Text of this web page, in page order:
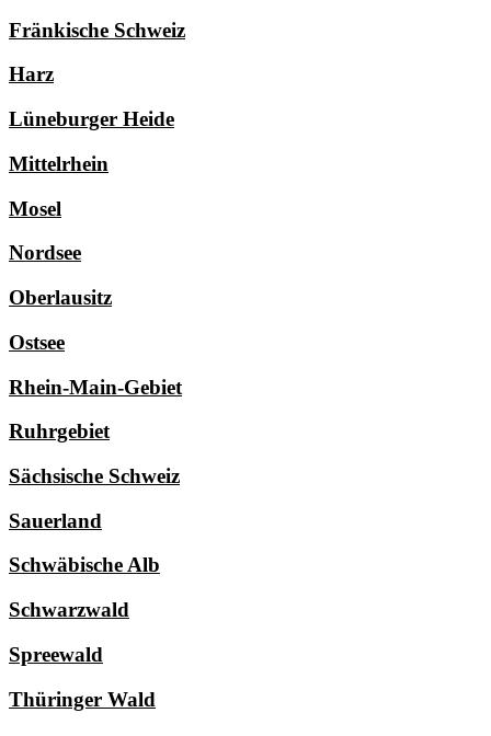
Fränkische Schweiz
Harz
Lüneburger Heide
Mittelrhein
Mosel
Nordsee
Oberlausitz
Ostsee
Rhein-Main-Gebiet
Ruhrgebiet
Sächsische Schweiz
Sauerland
Schwäbische Alb
Schwarzwald
Spreewald
Thüringer Wald